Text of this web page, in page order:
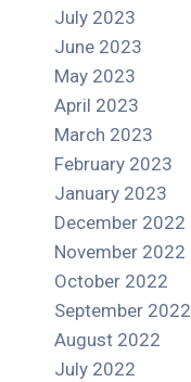
July 2023
June 2023
May 2023
April 2023
March 2023
February 2023
January 2023
December 2022
November 2022
October 2022
September 2022
August 2022
July 2022